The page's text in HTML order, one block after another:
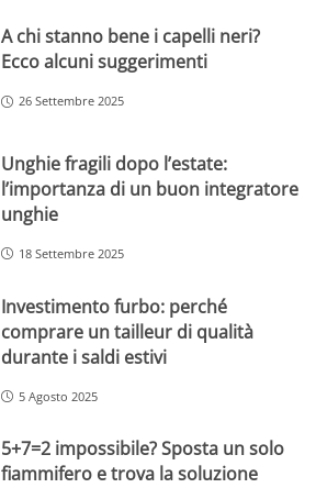
A chi stanno bene i capelli neri?
Ecco alcuni suggerimenti
26 Settembre 2025
Unghie fragili dopo l’estate:
l’importanza di un buon integratore
unghie
18 Settembre 2025
Investimento furbo: perché
comprare un tailleur di qualità
durante i saldi estivi
5 Agosto 2025
5+7=2 impossibile? Sposta un solo
fiammifero e trova la soluzione